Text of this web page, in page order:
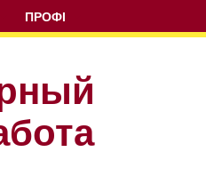
ПРОФІ